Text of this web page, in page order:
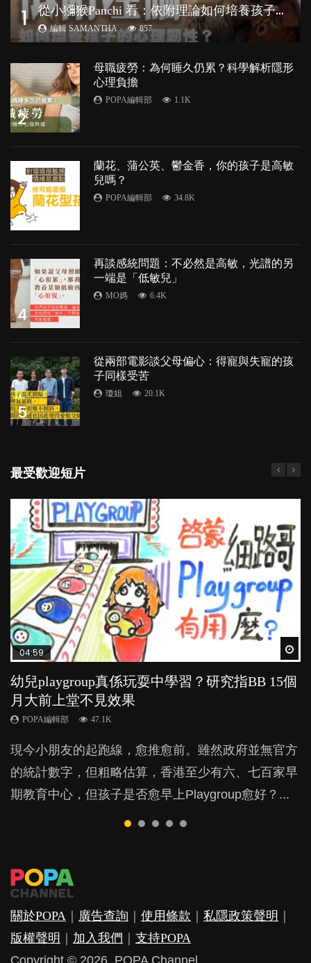
1 從
小獼猴Panchi 看：依附理論如何培養孩子心理韌性？
編輯 SAMANTHA 857
2
母職疲勞：為何睡久仍累？科學解析隱形
心理負擔
POPA編輯部 1.1K
3
蘭花、蒲公英、鬱金香，你的孩子是高敏
兒嗎？
POPA編輯部 34.8K
4
再談感統問題：不必然是高敏，光譜的另
一端是「低敏兒」
MO媽 6.4K
5
從兩部電影談父母偏心：得寵與失寵的孩
子同樣受苦
瓊姐 20.1K
最受歡迎短片
04:59
幼兒playgroup真係玩耍中學習？研究指BB 15個
月大前上堂不見效果
POPA編輯部 47.1K
現今小朋友的起跑線，愈推愈前。雖然政府並無官方
的統計數字，但粗略估算，香港至少有六、七百家早
期教育中心，但孩子是否愈早上Playgroup愈好？...
03:39
幼稚園遊戲課 如何刺激幼兒自發學習取代獎勵
與懲罰？
POPA編輯部 33.1K
由美國學者所創的 tools of the mind 課程，學生以遊
戲方式學習，學術能力和自制能力亦明顯比其他小朋
友優勝，到底這課程有何特別之處？...
03:02
老公患產後憂鬱症對BB的影響
POPA編輯部 15.9K
鬱，影響日常生活，嚴重的甚至會有自殺，或傷害小
朋友的念頭。但為何爸爸患上產後抑鬱往往難以察
覺？...
04:06
全職好？在職好？｜全職媽媽與在職媽媽的壓
力與價值
POPA編輯部 25.8K
許多媽媽心底可能都有一刻掙扎過：究竟全職好，還
是在職好。雖說每個家庭都有自己的獨特狀況和考慮
因素，但原來全職和在職媽媽所養育的子女其實都各
03:41
BB口腔期乜都放入口，父母該制止還是放手？
POPA編輯部 25.5K
成吮手指的習慣，大個就很難戒，但原來一刀切阻止
他們放東西入口，隨時會影響孩子的身心發展？...
關於POPA 廣告查詢 使用條款 私隱政策聲明
版權聲明
加入我們
支持POPA